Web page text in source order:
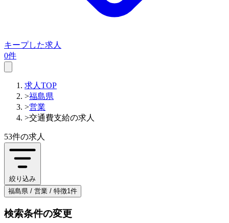
キープした求人
0件
求人TOP
>福島県
>営業
>交通費支給の求人
53件の求人
絞り込み
福島県 / 営業 / 特徴1件
検索条件の変更